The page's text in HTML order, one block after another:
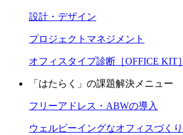
設計・デザイン
プロジェクトマネジメント
オフィスタイプ診断［OFFICE KIT］
「はたらく」の課題解決メニュー
フリーアドレス・ABWの導入
ウェルビーイングなオフィスづくり